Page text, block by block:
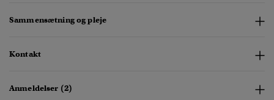
Sammensætning og pleje
Kontakt
Anmeldelser (2)